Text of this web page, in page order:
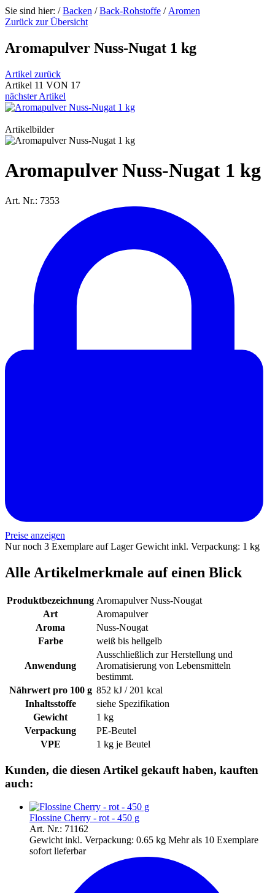
Sie sind hier: /Backen /Back-Rohstoffe / Aromen
Zurück zur Übersicht
Aromapulver Nuss-Nugat 1 kg
Artikel zurück
Artikel 11 VON 17
nächster Artikel
Artikelbilder
Aromapulver Nuss-Nugat 1 kg
Art. Nr.: 7353
Preise anzeigen
Nur noch 3 Exemplare auf LagerGewicht inkl. Verpackung: 1 kg
Alle Artikelmerkmale auf einen Blick
Produktbezeichnung Aromapulver Nuss-Nougat
Art
Aromapulver
Aroma
Nuss-Nougat
Farbe
weiß bis hellgelb
Anwendung
Ausschließlich zur Herstellung und
Aromatisierung von Lebensmitteln
bestimmt.
Nährwert pro 100 g 852 kJ / 201 kcal
Inhaltsstoffe
siehe Spezifikation
Gewicht
1 kg
Verpackung
PE-Beutel
VPE
1 kg je Beutel
Kunden, die diesen Artikel gekauft haben, kauften
auch:
Flossine Cherry - rot - 450 g
Art. Nr.: 71162
Gewicht inkl. Verpackung: 0.65 kg Mehr als 10 Exemplare
sofort lieferbar